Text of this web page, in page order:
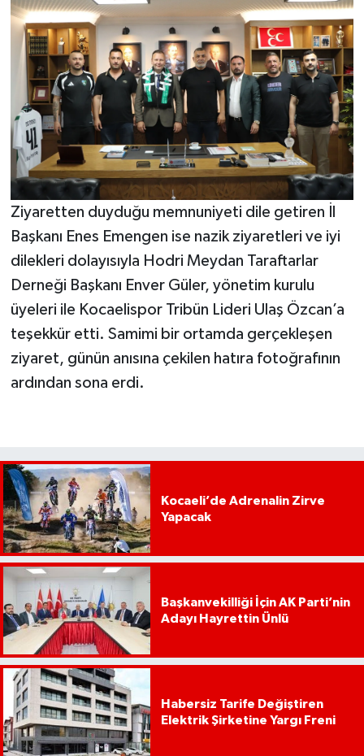
Ziyaretten duyduğu memnuniyeti dile getiren İl
Başkanı Enes Emengen ise nazik ziyaretleri ve iyi
dilekleri dolayısıyla Hodri Meydan Taraftarlar
Derneği Başkanı Enver Güler, yönetim kurulu
üyeleri ile Kocaelispor Tribün Lideri Ulaş Özcan’a
teşekkür etti. Samimi bir ortamda gerçekleşen
ziyaret, günün anısına çekilen hatıra fotoğrafının
ardından sona erdi.
Kocaeli’de Adrenalin Zirve
Yapacak
Başkanvekilliği İçin AK Parti’nin
Adayı Hayrettin Ünlü
Habersiz Tarife Değiştiren
Elektrik Şirketine Yargı Freni